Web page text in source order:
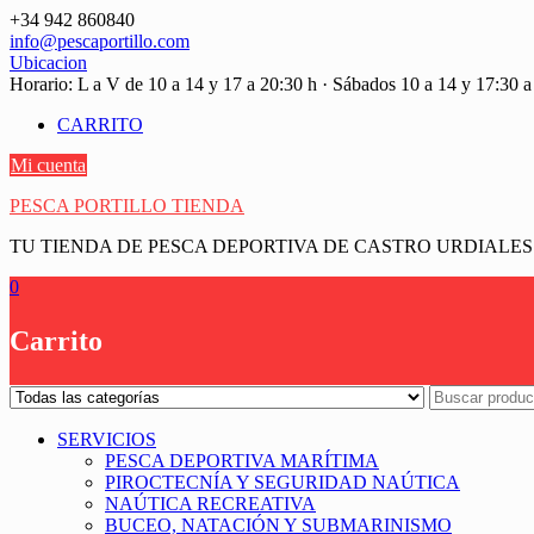
Saltar
contenido
+34 942 860840
info@pescaportillo.com
Ubicacion
Horario: L a V de 10 a 14 y 17 a 20:30 h · Sábados 10 a 14 y 17:30
CARRITO
Mi cuenta
PESCA PORTILLO TIENDA
TU TIENDA DE PESCA DEPORTIVA DE CASTRO URDIALES
0
Carrito
SERVICIOS
PESCA DEPORTIVA MARÍTIMA
PIROCTECNÍA Y SEGURIDAD NAÚTICA
NAÚTICA RECREATIVA
BUCEO, NATACIÓN Y SUBMARINISMO